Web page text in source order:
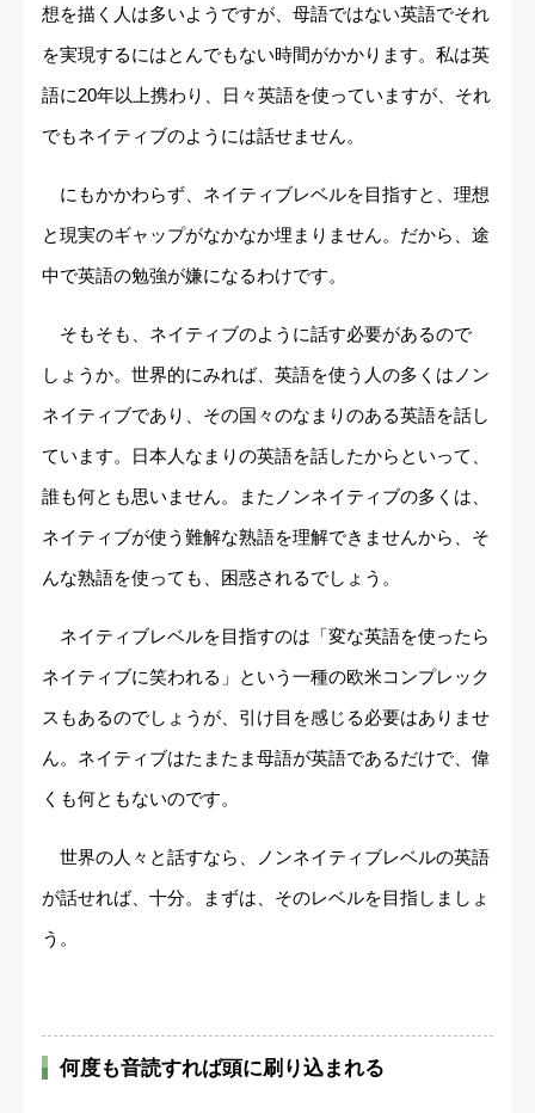
想を描く人は多いようですが、母語ではない英語でそれ
を実現するにはとんでもない時間がかかります。私は英
語に20年以上携わり、日々英語を使っていますが、それ
でもネイティブのようには話せません。
にもかかわらず、ネイティブレベルを目指すと、理想
と現実のギャップがなかなか埋まりません。だから、途
中で英語の勉強が嫌になるわけです。
そもそも、ネイティブのように話す必要があるので
しょうか。世界的にみれば、英語を使う人の多くはノン
ネイティブであり、その国々のなまりのある英語を話し
ています。日本人なまりの英語を話したからといって、
誰も何とも思いません。またノンネイティブの多くは、
ネイティブが使う難解な熟語を理解できませんから、そ
んな熟語を使っても、困惑されるでしょう。
ネイティブレベルを目指すのは「変な英語を使ったら
ネイティブに笑われる」という一種の欧米コンプレック
スもあるのでしょうが、引け目を感じる必要はありませ
ん。ネイティブはたまたま母語が英語であるだけで、偉
くも何ともないのです。
世界の人々と話すなら、ノンネイティブレベルの英語
が話せれば、十分。まずは、そのレベルを目指しましょ
う。
何度も音読すれば頭に刷り込まれる